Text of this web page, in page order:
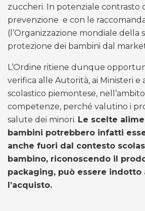
zuccheri. In potenziale contrasto
prevenzione e con le
(l’Organizzazione mondiale della
protezione dei bambini dal
L’Ordine ritiene dunque
verifica alle Autorità, ai Ministeri e
scolastico piemontese,
competenze, perché valutino i
salute dei minori. Le scelte
bambini potrebbero infatti
anche fuori dal contesto
bambino, riconoscendo il
packaging, può essere indotto
l’acquisto.